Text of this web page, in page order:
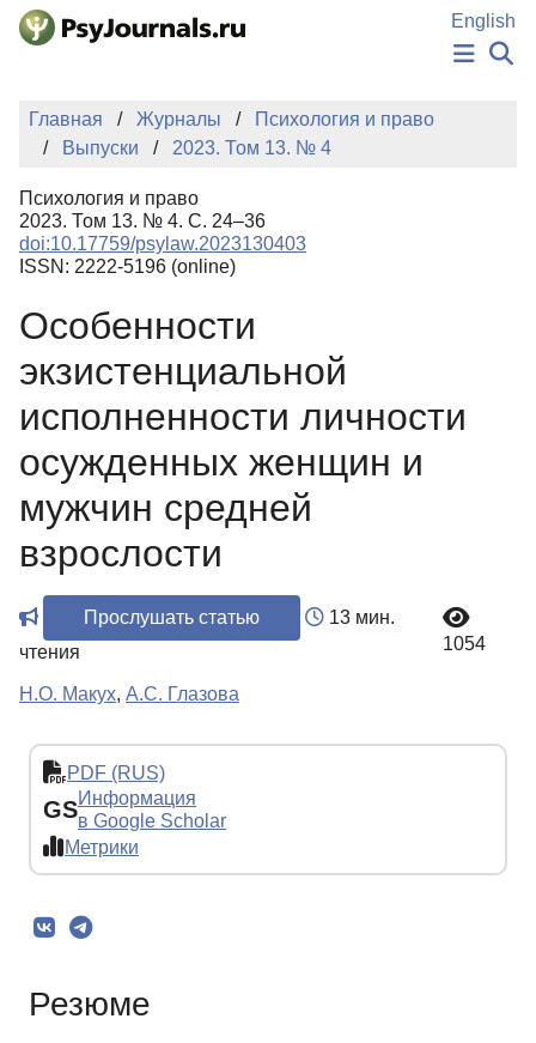
Перейти к основному содержанию
English
НОВОСТИ
ИЗДАНИЯ
ПОДАТЬ РУКОПИСЬ
БАЗА ЗНАНИЙ
КЛЮЧЕВЫЕ СЛОВА
Регистрация
Главная Журналы
Психология и право
Выпуски
2023. Том 13. № 4
Психология и право
2023. Том 13. № 4. С. 24–36
doi:10.17759/psylaw.2023130403
ISSN: 2222-5196 (online)
Особенности
экзистенциальной
исполненности личности
осужденных женщин и
мужчин средней
взрослости
Прослушать статью
13 мин.
чтения
1054
Н.О. Макух, А.С. Глазова
PDF (RUS)
GSИнформация
в Google Scholar
Метрики
Резюме